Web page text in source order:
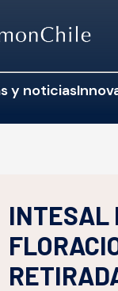
y noticias
INTESAL